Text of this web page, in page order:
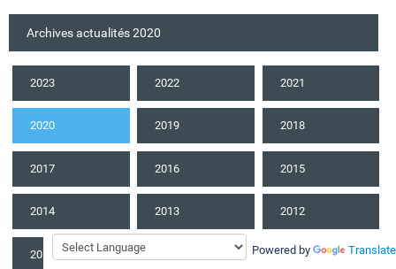
Archives actualités 2020
2023 2022 2021
2020 2019 2018
2017 2016 2015
2014 2013 2012
2011 Powered by Translate